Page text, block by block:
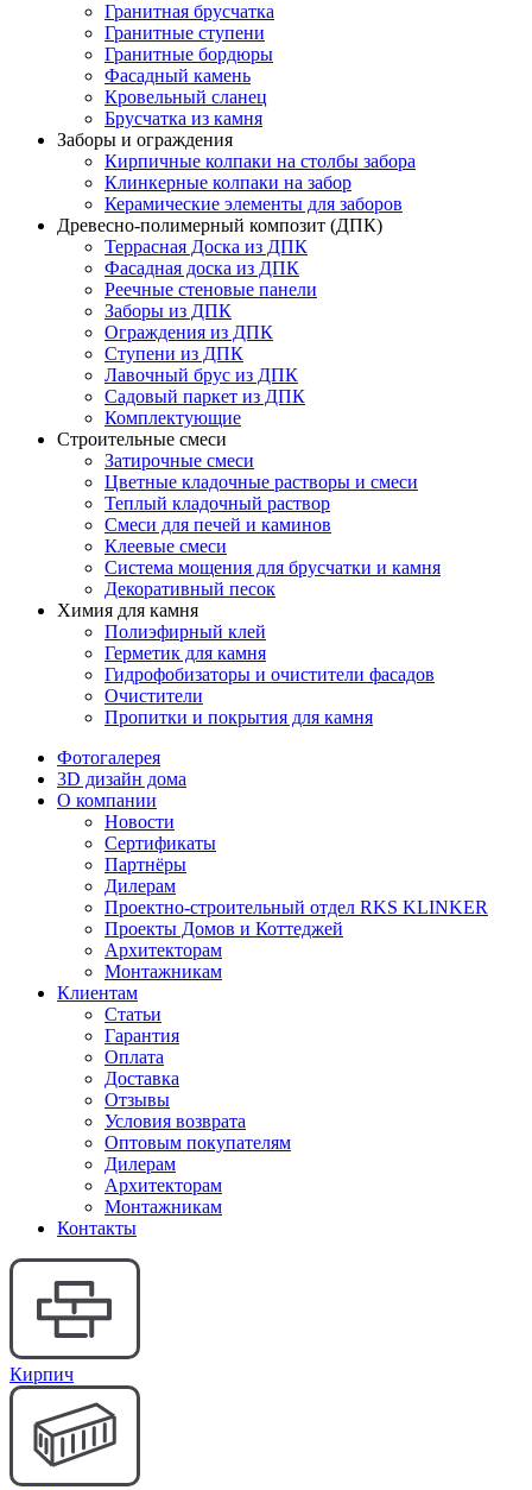
Гранитная брусчатка
Гранитные ступени
Гранитные бордюры
Фасадный камень
Кровельный сланец
Брусчатка из камня
Заборы и ограждения
Кирпичные колпаки на столбы забора
Клинкерные колпаки на забор
Керамические элементы для заборов
Древесно-полимерный композит (ДПК)
Террасная Доска из ДПК
Фасадная доска из ДПК
Реечные стеновые панели
Заборы из ДПК
Ограждения из ДПК
Ступени из ДПК
Лавочный брус из ДПК
Садовый паркет из ДПК
Комплектующие
Строительные смеси
Затирочные смеси
Цветные кладочные растворы и смеси
Теплый кладочный раствор
Смеси для печей и каминов
Клеевые смеси
Система мощения для брусчатки и камня
Декоративный песок
Химия для камня
Полиэфирный клей
Герметик для камня
Гидрофобизаторы и очистители фасадов
Очистители
Пропитки и покрытия для камня
Фотогалерея
3D дизайн дома
О компании
Новости
Сертификаты
Партнёры
Дилерам
Проектно-строительный отдел RKS KLINKER
Проекты Домов и Коттеджей
Архитекторам
Монтажникам
Клиентам
Статьи
Гарантия
Оплата
Доставка
Отзывы
Условия возврата
Оптовым покупателям
Дилерам
Архитекторам
Монтажникам
Контакты
Кирпич